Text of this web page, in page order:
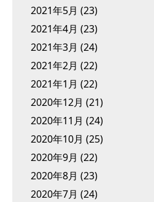
2021年5月 (23)
2021年4月 (23)
2021年3月 (24)
2021年2月 (22)
2021年1月 (22)
2020年12月 (21)
2020年11月 (24)
2020年10月 (25)
2020年9月 (22)
2020年8月 (23)
2020年7月 (24)